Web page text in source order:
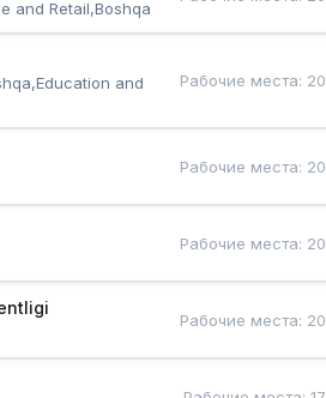
and Retail,Boshqa
and
Рабочие места: 20
Рабочие места: 20
Рабочие места: 20
Рабочие места: 20